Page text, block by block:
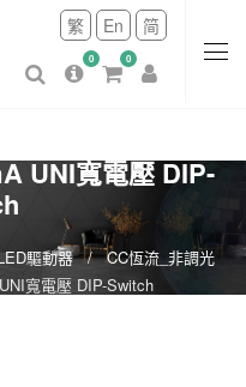
繁 En 简
0 0
UNI寬電壓 DIP-
驅動器
CC恆流_非調光
寬電壓 DIP-Switch